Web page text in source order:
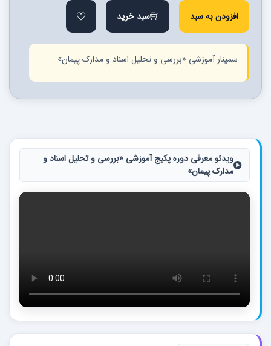
افزودن به سبد سبد خرید
سمینار آموزشی «بررسی و تحلیل اسناد و مدارک پیمان»
ویدئو معرفی دوره پکیج آموزشی «بررسی و تحلیل اسناد و
مدارک پیمان»